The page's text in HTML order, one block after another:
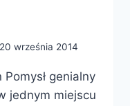
20 września 2014
genialny
jednym miejscu